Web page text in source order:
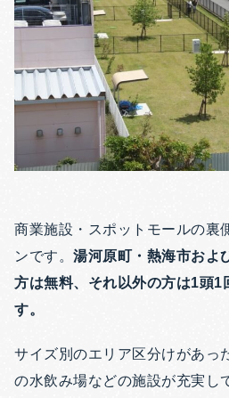
商業施設・スポットモールの裏
ンです。 湯河原町・熱海市およ
方は無料、それ以外の方は1頭1
す。
サイズ別のエリア区分けがあっ
の水飲み場などの施設が充実し